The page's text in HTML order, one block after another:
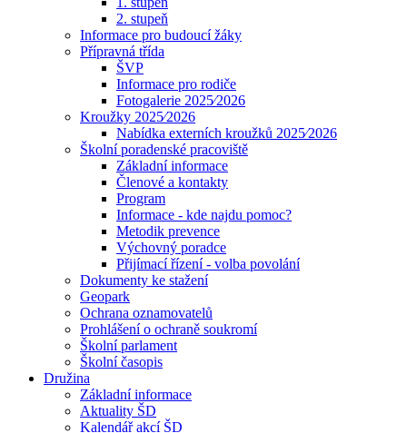
2. stupeň
Informace pro budoucí žáky
Přípravná třída
ŠVP
Informace pro rodiče
Fotogalerie 2025⁄2026
Kroužky 2025⁄2026
Nabídka externích kroužků 2025⁄2026
Školní poradenské pracoviště
Základní informace
Členové a kontakty
Program
Informace - kde najdu pomoc?
Metodik prevence
Výchovný poradce
Přijímací řízení - volba povolání
Dokumenty ke stažení
Geopark
Ochrana oznamovatelů
Prohlášení o ochraně soukromí
Školní parlament
Školní časopis
Družina
Základní informace
Aktuality ŠD
Kalendář akcí ŠD